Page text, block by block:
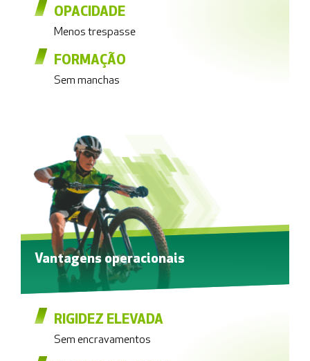
OPACIDADE
Menos trespasse
FORMAÇÃO
Sem manchas
Vantagens operacionais
RIGIDEZ ELEVADA
Sem encravamentos